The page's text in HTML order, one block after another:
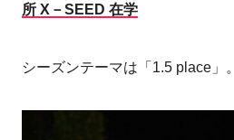
所 X－SEED 在学
シーズンテーマは「1.5 place」。